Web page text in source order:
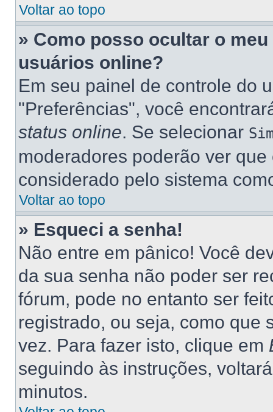
Voltar ao topo
» Como posso ocultar o
usuários online?
Em seu painel de controle do
"Preferências", você
status online. Se selecionar
moderadores poderão ver
considerado pelo sistema
Voltar ao topo
» Esqueci a senha!
Não entre em pânico! Você
da sua senha não poder ser
fórum, pode no entanto ser
registrado, ou seja, como que
vez. Para fazer isto, clique em
seguindo às instruções,
minutos.